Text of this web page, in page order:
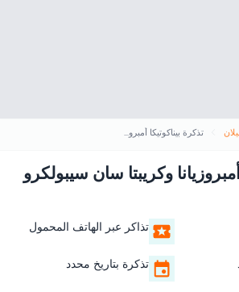
تذكرة بيناكوتيكا أمبروزيانا وكريبتا سان سيبولكرو في ميلانو
وكريبتا سان سيبولكرو
تذاكر عبر الهاتف المحمول
تذكرة بتاريخ محدد